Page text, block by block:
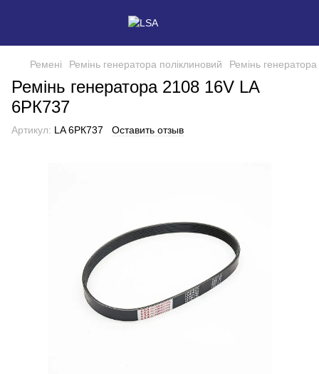
Ремені Ремінь генератора поліклиновий Ремінь
Ремінь генератора 2108 16V LA
6РК737
Артикул: LA 6РК737 Оставить отзыв